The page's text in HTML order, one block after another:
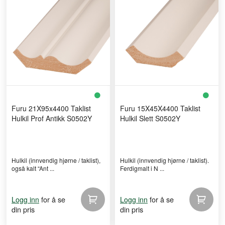
Furu 21X95x4400 Taklist
Hulkil Prof Antikk S0502Y
Hulkil (innvendig hjørne / taklist),
også kalt “Ant ...
Logg inn for å se
din pris
Furu 15X45X4400 Taklist
Hulkil Slett S0502Y
Hulkil (innvendig hjørne / taklist).
Ferdigmalt i N ...
Logg inn for å se
din pris